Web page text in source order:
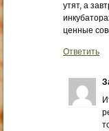
утят, а
ценные
Ответить